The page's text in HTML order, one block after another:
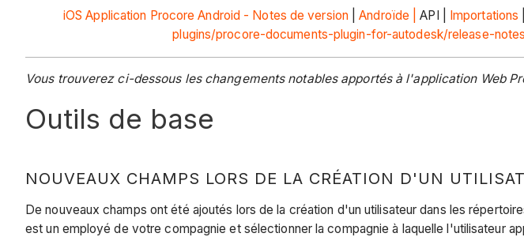
iOS Application Procore Android - Notes de version|Androïde | API | Importations
plugins/procore-documents-plugin-for-autodesk/release-
Vous trouverez ci-dessous les changements notables apportés à l'application Web
Outils de base
NOUVEAUX CHAMPS LORS DE LA CRÉATION D'UN
De nouveaux champs ont été ajoutés lors de la création d'un utilisateur dans les
est un employé de votre compagnie et sélectionner la compagnie à laquelle l'utilisateur